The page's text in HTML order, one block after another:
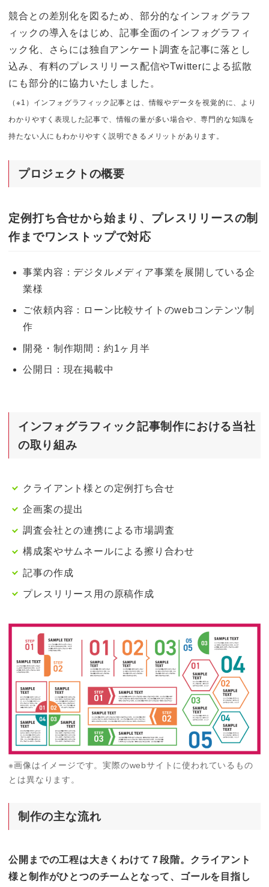
競合との差別化を図るため、部分的なインフォグラフ
ィックの導入をはじめ、記事全面のインフォグラフィ
ック化、さらには独自アンケート調査を記事に落とし
込み、有料のプレスリリース配信やTwitterによる拡散
にも部分的に協力いたしました。
（※1）インフォグラフィック記事とは、情報やデータを視覚的に、より
わかりやすく表現した記事で、情報の量が多い場合や、専門的な知識を
持たない人にもわかりやすく説明できるメリットがあります。
プロジェクトの概要
定例打ち合せから始まり、プレスリリースの制
作までワンストップで対応
事業内容：デジタルメディア事業を展開している企
業様
ご依頼内容：ローン比較サイトのwebコンテンツ制
作
開発・制作期間：約1ヶ月半
公開日：現在掲載中
インフォグラフィック記事制作における当社
の取り組み
クライアント様との定例打ち合せ
企画案の提出
調査会社との連携による市場調査
構成案やサムネールによる擦り合わせ
記事の作成
プレスリリース用の原稿作成
※画像はイメージです。実際のwebサイトに使われているもの
とは異なります。
制作の主な流れ
公開までの工程は大きくわけて７段階。クライアント
様と制作がひとつのチームとなって、ゴールを目指し